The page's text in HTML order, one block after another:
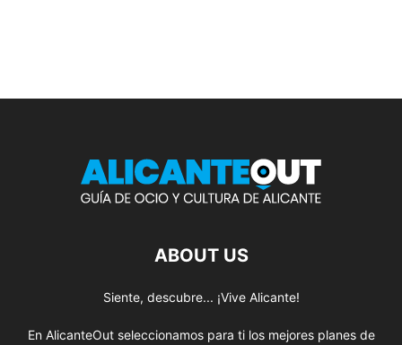
ABOUT US
Siente, descubre... ¡Vive Alicante!
En AlicanteOut seleccionamos para ti los mejores planes de